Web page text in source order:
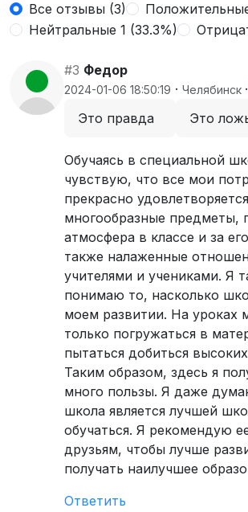
Все отзывы (3)
Нейтральные 1 (33.3%)
#3 Федор
2024-01-06 18:50:19 · Челябинск ·
Это правда Это
Обучаясь в специальной
чувствую, что все мои
прекрасно
многообразные предметы,
атмосфера в классе и за
также налаженные
учителями и учениками. Я
понимаю то, насколько
моем развитии. На уроках
только погружаться в
пытаться добиться
Таким образом, здесь я
много пользы. Я даже
школа является лучшей
обучаться. Я рекомендую
друзьям, чтобы лучше
получать наилучшее
Ответить